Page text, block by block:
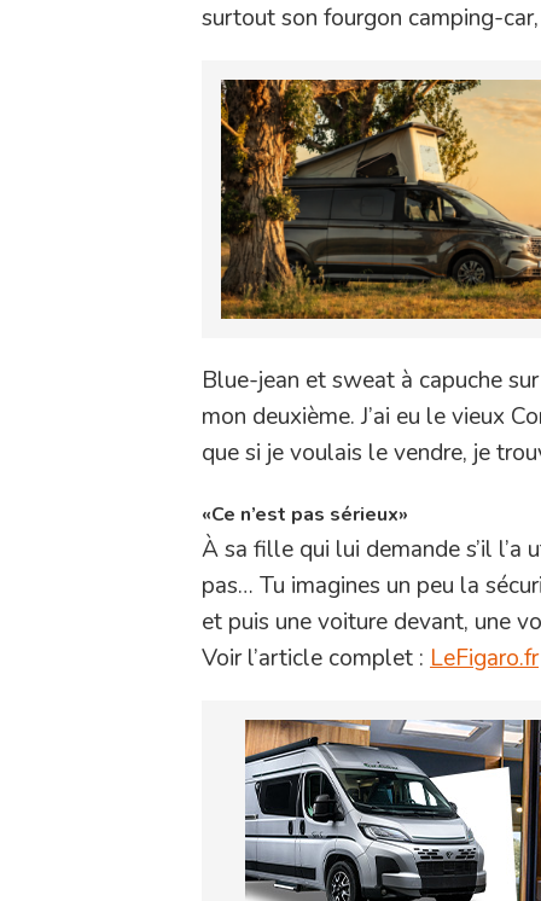
surtout son fourgon camping-
Blue-jean et sweat à capuche
mon deuxième. J’ai eu le vieux
que si je voulais le vendre, je
«Ce n’est pas sérieux»
À sa fille qui lui demande s’il l’a
pas… Tu imagines un peu la
et puis une voiture devant, une
Voir l’article complet : LeFigaro.fr